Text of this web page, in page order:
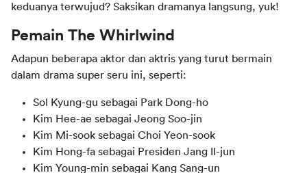
keduanya terwujud? Saksikan dramanya langsung, yuk!
Pemain The Whirlwind
Adapun beberapa aktor dan aktris yang turut bermain
dalam drama super seru ini, seperti:
Sol Kyung-gu sebagai Park Dong-ho
Kim Hee-ae sebagai Jeong Soo-jin
Kim Mi-sook sebagai Choi Yeon-sook
Kim Hong-fa sebagai Presiden Jang Il-jun
Kim Young-min sebagai Kang Sang-un